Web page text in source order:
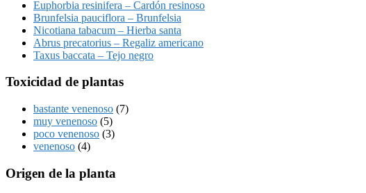
Euphorbia resinifera – Cardón resinoso
Brunfelsia pauciflora – Brunfelsia
Nicotiana tabacum – Hierba santa
Abrus precatorius – Regaliz americano
Taxus baccata – Tejo negro
Toxicidad de plantas
bastante venenoso (7)
muy venenoso (5)
poco venenoso (3)
venenoso (4)
Origen de la planta